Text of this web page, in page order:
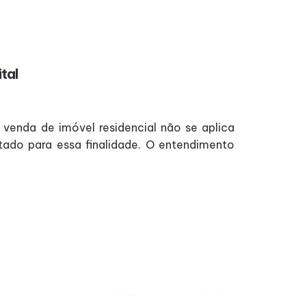
de imóvel residencial não se aplica
para essa finalidade. O entendimento